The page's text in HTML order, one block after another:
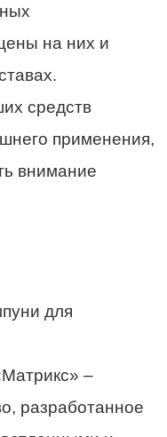
на них и
средств
применения,
внимание
–
разработанное